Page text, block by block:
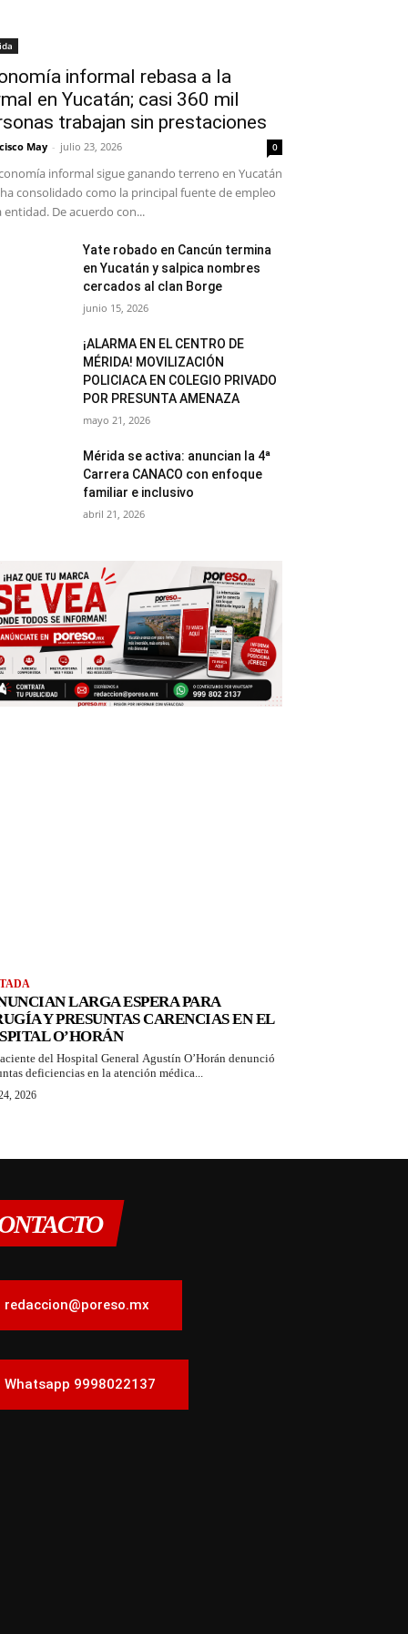
informal rebasa a la
en Yucatán; casi 360 mil
trabajan sin prestaciones
May - julio 23, 2026 0
informal sigue ganando terreno en Yucatán
consolidado como la principal fuente de empleo
entidad. De acuerdo con...
Yate robado en Cancún termina
en Yucatán y salpica nombres
cercados al clan Borge
junio 15, 2026
¡ALARMA EN EL CENTRO DE
MÉRIDA! MOVILIZACIÓN
POLICIACA EN COLEGIO PRIVADO
POR PRESUNTA AMENAZA
mayo 21, 2026
Mérida se activa: anuncian la 4ª
Carrera CANACO con enfoque
familiar e inclusivo
abril 21, 2026
LARGA ESPERA PARA
Y PRESUNTAS CARENCIAS EN EL
O’HORÁN
del Hospital General Agustín O’Horán denunció
deficiencias en la atención médica...
2026
redaccion@poreso.mx
Whatsapp 9998022137